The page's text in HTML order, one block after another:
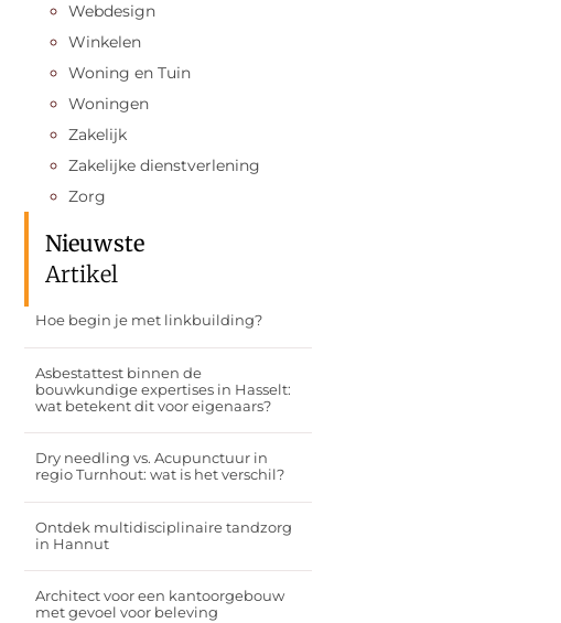
Webdesign
Winkelen
Woning en Tuin
Woningen
Zakelijk
Zakelijke dienstverlening
Zorg
Nieuwste
Artikel
Hoe begin je met linkbuilding?
Asbestattest binnen de
bouwkundige expertises in Hasselt:
wat betekent dit voor eigenaars?
Dry needling vs. Acupunctuur in
regio Turnhout: wat is het verschil?
Ontdek multidisciplinaire tandzorg
in Hannut
Architect voor een kantoorgebouw
met gevoel voor beleving